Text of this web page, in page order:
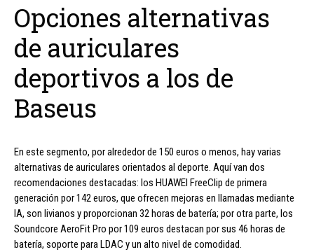
Opciones alternativas
de auriculares
deportivos a los de
Baseus
En este segmento, por alrededor de 150 euros o menos, hay varias
alternativas de auriculares orientados al deporte. Aquí van dos
recomendaciones destacadas: los HUAWEI FreeClip de primera
generación por 142 euros, que ofrecen mejoras en llamadas mediante
IA, son livianos y proporcionan 32 horas de batería; por otra parte, los
Soundcore AeroFit Pro por 109 euros destacan por sus 46 horas de
batería, soporte para LDAC y un alto nivel de comodidad.